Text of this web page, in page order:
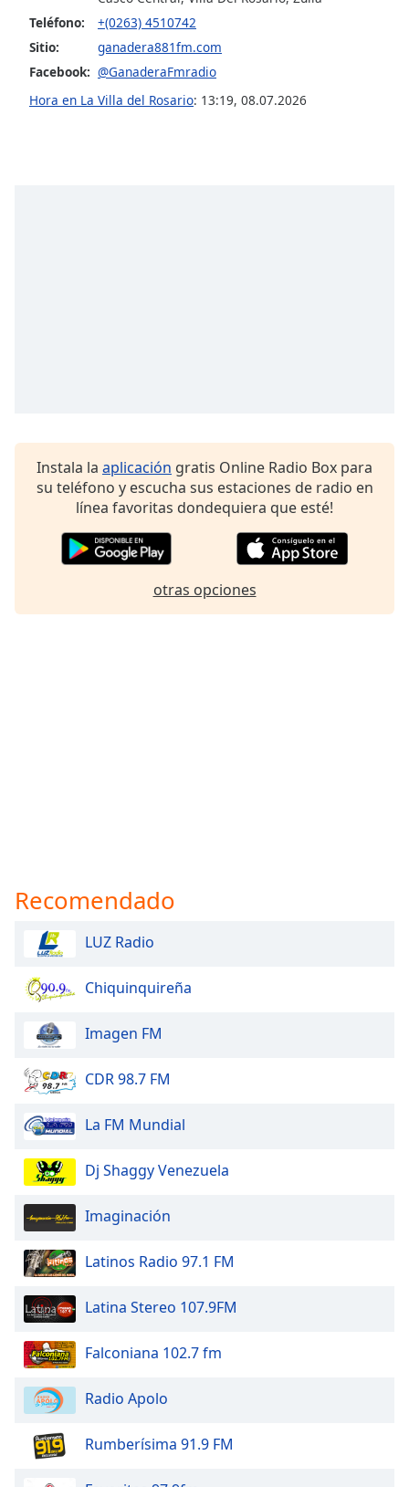
FontTeléfono:
+(0263) 4510742
Sitio:
ganadera881fm.com
Facebook: @GanaderaFmradio
Hora en La Villa del Rosario: 13:19, 08.07.2026
Instala la aplicación gratis Online Radio Box para
su teléfono y escucha sus estaciones de radio en
línea favoritas dondequiera que esté!
otras opciones
Recomendado
LUZ Radio
Chiquinquireña
Imagen FM
CDR 98.7 FM
La FM Mundial
Dj Shaggy Venezuela
Imaginación
Latinos Radio 97.1 FM
Latina Stereo 107.9FM
Falconiana 102.7 fm
Radio Apolo
Rumberísima 91.9 FM